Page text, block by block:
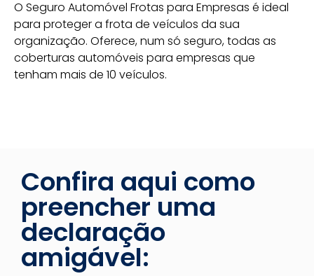
O Seguro Automóvel Frotas para Empresas é ideal
para proteger a frota de veículos da sua
organização. Oferece, num só seguro, todas as
coberturas automóveis para empresas que
tenham mais de 10 veículos.
Confira aqui como
preencher uma
declaração
amigável: